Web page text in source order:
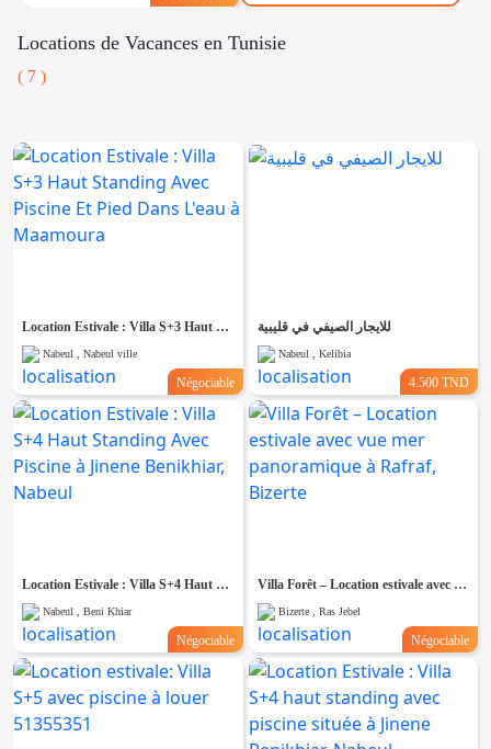
Locations de Vacances en Tunisie
( 7 )
Location Estivale : Villa S+3 Haut Standing Avec Piscine Et Pied Dans L'eau à Maamoura
Nabeul , Nabeul ville
Négociable
للايجار الصيفي في قليبية
Nabeul , Kelibia
4.500 TND
Location Estivale : Villa S+4 Haut Standing Avec Piscine à Jinene Benikhiar, Nabeul
Nabeul , Beni Khiar
Négociable
Villa Forêt – Location estivale avec vue mer panoramique à Rafraf, Bizerte
Bizerte , Ras Jebel
Négociable